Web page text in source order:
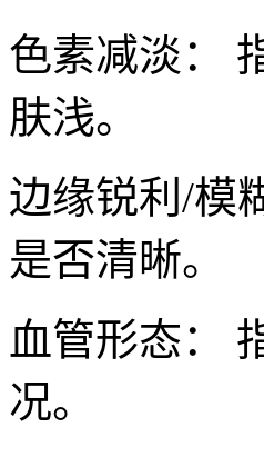
色素减淡：
肤浅。
边缘锐利/模
是否清晰。
血管形态：
况。